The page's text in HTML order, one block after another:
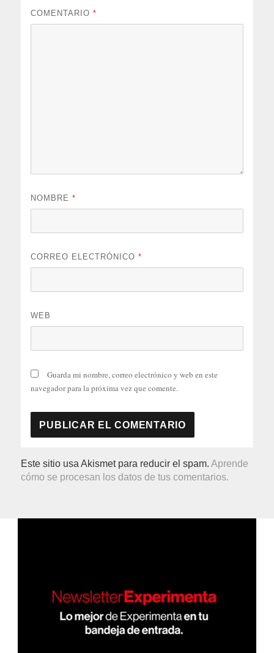
COMENTARIO*
NOMBRE*
CORREO ELECTRÓNICO*
WEB
Guarda mi nombre, correo electrónico y web en este
navegador para la próxima vez que comente.
Este sitio usa Akismet para reducir el spam.Aprende
cómo se procesan los datos de tus comentarios.